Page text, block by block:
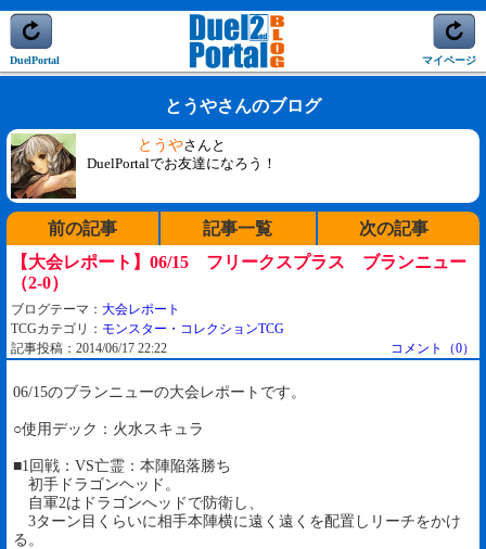
DuelPortal マイページ
とうやさんのブログ
とうやさんと
DuelPortalでお友達になろう！
前の記事 記事一覧
次の記事
【大会レポート】06/15 フリークスプラス ブランニュー
（2-0）
ブログテーマ： 大会レポート
TCGカテゴリ： モンスター・コレクションTCG
記事投稿：2014/06/17 22:22
コメント（0）
06/15のブランニューの大会レポートです。
○使用デック：火水スキュラ
■1回戦：VS亡霊：本陣陥落勝ち
初手ドラゴンヘッド。
自軍2はドラゴンへッドで防衛し、
3ターン目くらいに相手本陣横に遠く遠くを配置しリーチをかけ
る。